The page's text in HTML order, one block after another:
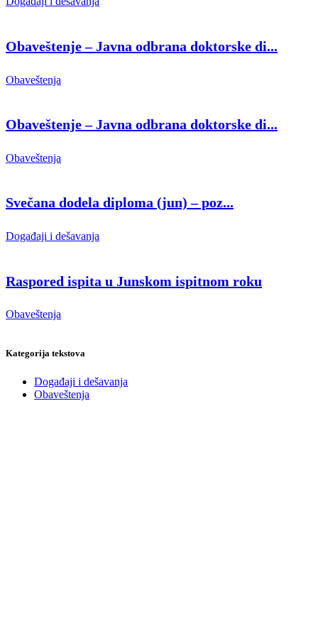
Obaveštenje – Javna odbrana doktorske di...
Obaveštenja
Obaveštenje – Javna odbrana doktorske di...
Obaveštenja
Svečana dodela diploma (jun) – poz...
Događaji i dešavanja
Raspored ispita u Junskom ispitnom roku
Obaveštenja
Kategorija tekstova
Događaji i dešavanja
Obaveštenja